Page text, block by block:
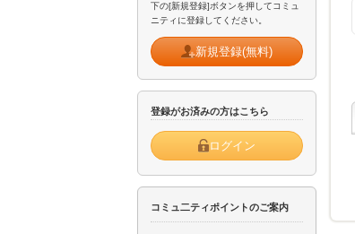
下の[新規登録]ボタンを押してコミュ
ニティに登録してください。
新規登録(無料)
登録がお済みの方はこちら
ログイン
コミュ二ティポイントのご案内